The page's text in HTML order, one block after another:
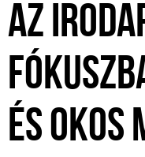
AZ
ÉS OKOS